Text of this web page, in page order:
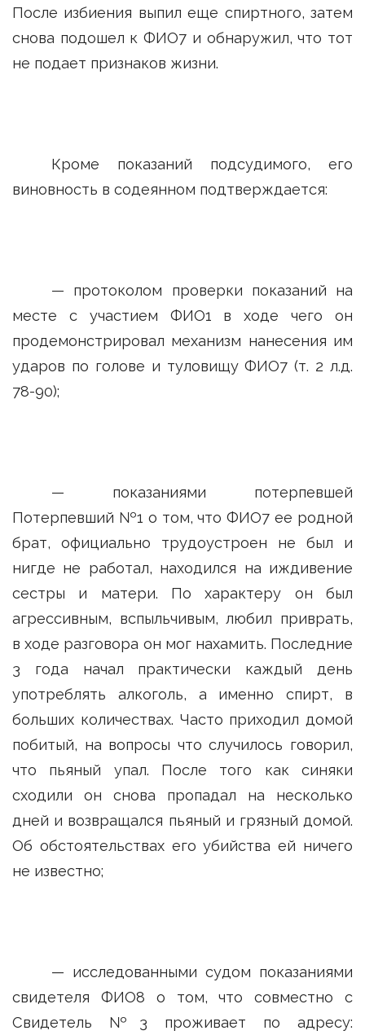
После избиения выпил еще спиртного, затем
снова подошел к ФИО7 и обнаружил, что тот
не подает признаков жизни.
Кроме показаний подсудимого, его
виновность в содеянном подтверждается:
— протоколом проверки показаний на
месте с участием ФИО1 в ходе чего он
продемонстрировал механизм нанесения им
ударов по голове и туловищу ФИО7 (т. 2 л.д.
78-90);
— показаниями потерпевшей
Потерпевший №1 о том, что ФИО7 ее родной
брат, официально трудоустроен не был и
нигде не работал, находился на иждивение
сестры и матери. По характеру он был
агрессивным, вспыльчивым, любил приврать,
в ходе разговора он мог нахамить. Последние
3 года начал практически каждый день
употреблять алкоголь, а именно спирт, в
больших количествах. Часто приходил домой
побитый, на вопросы что случилось говорил,
что пьяный упал. После того как синяки
сходили он снова пропадал на несколько
дней и возвращался пьяный и грязный домой.
Об обстоятельствах его убийства ей ничего
не известно;
— исследованными судом показаниями
свидетеля ФИО8 о том, что совместно с
Свидетель №3 проживает по адресу: